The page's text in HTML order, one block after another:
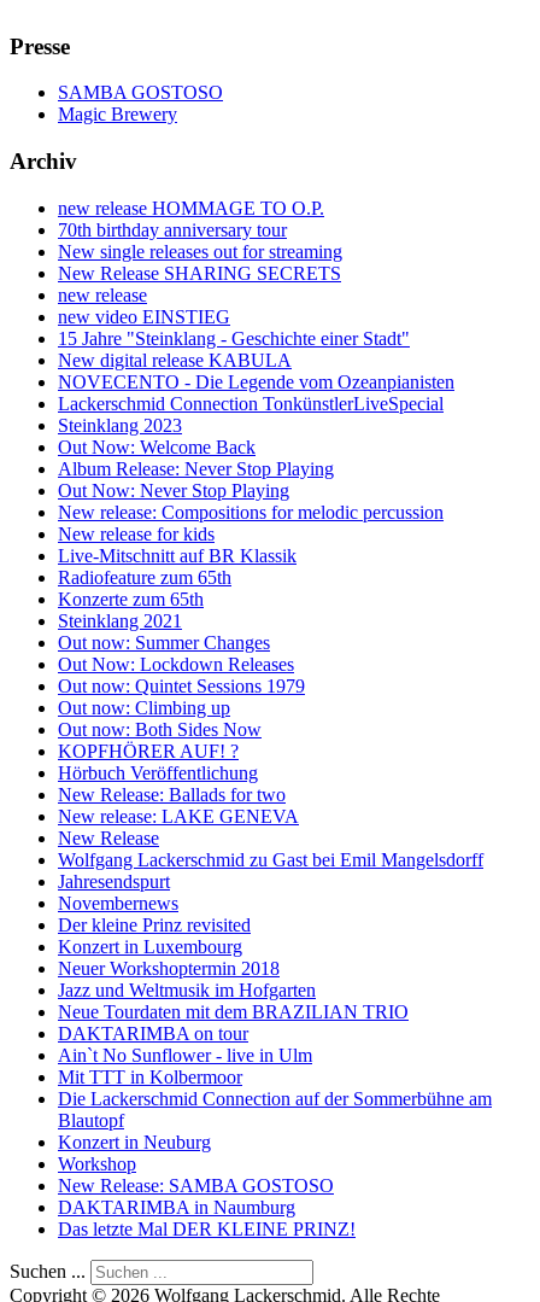
Presse
SAMBA GOSTOSO
Magic Brewery
Archiv
new release HOMMAGE TO O.P.
70th birthday anniversary tour
New single releases out for streaming
New Release SHARING SECRETS
new release
new video EINSTIEG
15 Jahre "Steinklang - Geschichte einer Stadt"
New digital release KABULA
NOVECENTO - Die Legende vom Ozeanpianisten
Lackerschmid Connection TonkünstlerLiveSpecial
Steinklang 2023
Out Now: Welcome Back
Album Release: Never Stop Playing
Out Now: Never Stop Playing
New release: Compositions for melodic percussion
New release for kids
Live-Mitschnitt auf BR Klassik
Radiofeature zum 65th
Konzerte zum 65th
Steinklang 2021
Out now: Summer Changes
Out Now: Lockdown Releases
Out now: Quintet Sessions 1979
Out now: Climbing up
Out now: Both Sides Now
KOPFHÖRER AUF! ?
Hörbuch Veröffentlichung
New Release: Ballads for two
New release: LAKE GENEVA
New Release
Wolfgang Lackerschmid zu Gast bei Emil Mangelsdorff
Jahresendspurt
Novembernews
Der kleine Prinz revisited
Konzert in Luxembourg
Neuer Workshoptermin 2018
Jazz und Weltmusik im Hofgarten
Neue Tourdaten mit dem BRAZILIAN TRIO
DAKTARIMBA on tour
Ain`t No Sunflower - live in Ulm
Mit TTT in Kolbermoor
Die Lackerschmid Connection auf der Sommerbühne am
Blautopf
Konzert in Neuburg
Workshop
New Release: SAMBA GOSTOSO
DAKTARIMBA in Naumburg
Das letzte Mal DER KLEINE PRINZ!
Suchen ...
Copyright © 2026 Wolfgang Lackerschmid. Alle Rechte